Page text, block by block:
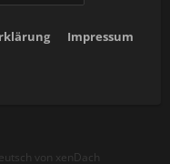
Impressum
von xenDach